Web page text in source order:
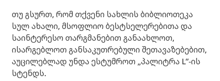
თუ გსურთ, რომ თქვენი სახლის ბიბლიოთეკა
სულ ახალი, მსოფლიო ბესტსელერებითა და
საინტერესო თარგმანებით განაახლოთ,
ისარგებლოთ განსაკუთრებული შეთავაზებებით,
აუცილებლად უნდა ესტუმროთ „პალიტრა L”-ის
სტენდს.